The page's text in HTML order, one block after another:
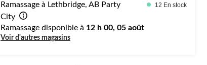
Ramassage à Lethbridge, AB Party
City
12 En stock
Ramassage disponible à 12 h 00, 05 août
Voir d'autres magasins